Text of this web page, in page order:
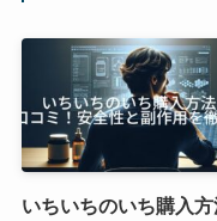
いちいちのいち購入方